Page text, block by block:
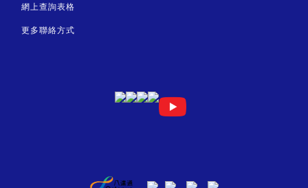
網上查詢表格
更多聯絡方式